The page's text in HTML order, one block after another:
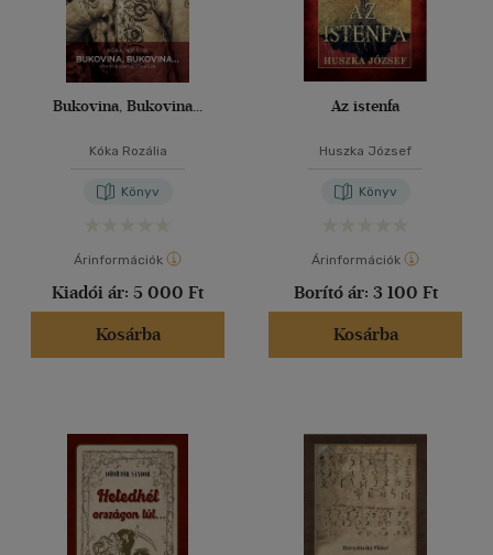
Bukovina, Bukovina...
Kóka Rozália
Könyv
Árinformációk
Kiadói ár: 5 000 Ft
Kosárba
Az istenfa
Huszka József
Könyv
Árinformációk
Borító ár: 3 100 Ft
Kosárba